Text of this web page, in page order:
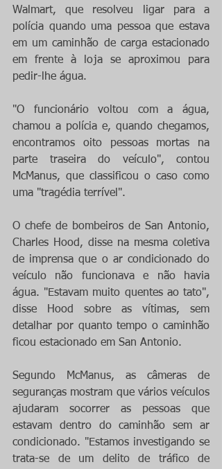
Walmart, que resolveu ligar para a
polícia quando uma pessoa que estava
em um caminhão de carga estacionado
em frente à loja se aproximou para
pedir-lhe água.
"O funcionário voltou com a água,
chamou a polícia e, quando chegamos,
encontramos oito pessoas mortas na
parte traseira do veículo", contou
McManus, que classificou o caso como
uma "tragédia terrível".
O chefe de bombeiros de San Antonio,
Charles Hood, disse na mesma coletiva
de imprensa que o ar condicionado do
veículo não funcionava e não havia
água. "Estavam muito quentes ao tato",
disse Hood sobre as vítimas, sem
detalhar por quanto tempo o caminhão
ficou estacionado em San Antonio.
Segundo McManus, as câmeras de
seguranças mostram que vários veículos
ajudaram socorrer as pessoas que
estavam dentro do caminhão sem ar
condicionado. "Estamos investigando se
trata-se de um delito de tráfico de